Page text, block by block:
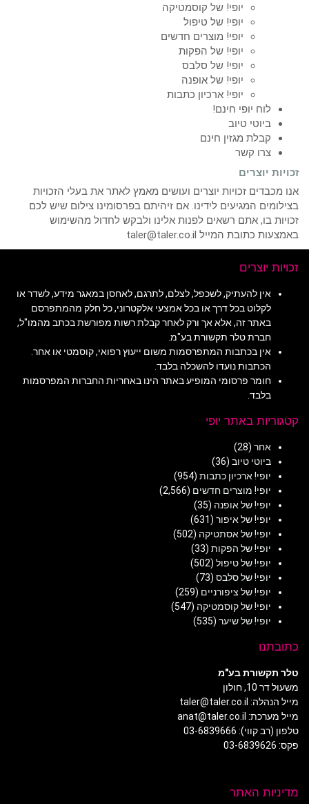
יופי! של קוסמטיקה
יופי! של טיפול
יופי! מוצרים חדשים
יופי! של הפקות
יופי! של סלבס
יופי! של אופנה
יופי! ארכיון כתבות
לוח יופי חינם!
ביוטי טיוב
קבלת מגזין חינם
צרו קשר
זכויות יוצרים
אנו מכבדים זכויות יוצרים ועושים מאמץ לאתר את בעלי הזכויות
בצילומים המגיעים לידינו. אם זיהיתם בפרסומינו צילום שיש לכם
זכויות בו, אתם רשאים לפנות אלינו ולבקש לחדול מהשימוש
באמצעות כתובת המייל taler@taler.co.il
זכויות יוצרים
אין להעתיק, לשכפל, לצלם, לתרגם, לאחסן במאגר מידע, לשדר או
לקלוט בכל דרך או בכל אמצעי אלקטרוני, כל חלק מהמתפרסם
באתר זה, אלא אך ורק לאחר קבלת רשות מפורשת בכתב מהמו"ל,
חברת טלר תקשורת בע"מ.
אין בכתבות המתפרסמות משום ייעוץ רפואי, קוסמטי או אחר.
הכתבות נועדו להשכלה בלבד.
חומר פרסומי המופיע באתר הינו באחריות החברות המפרסמות
בלבד.
קטגוריות באתר יופי
אחר (28)
ביוטי טיוב (36)
יופי! ארכיון כתבות (954)
יופי! מוצרים חדשים (2,566)
יופי! של אופנה (35)
יופי! של איפור (631)
יופי! של אסתטיקה (502)
יופי! של הפקות (33)
יופי! של טיפול (502)
יופי! של סלבס (73)
יופי! של ציפורניים (259)
יופי! של קוסמטיקה (547)
יופי! של שיער (535)
כתובתנו
טלר תקשורת בע"מ
משעול דר 10, חולון
מייל הנהלה: taler@taler.co.il
מייל מערכת: anat@taler.co.il
טלפון (רב קווי): 03-6839666
פקס: 03-6839626
מדיניות האתר